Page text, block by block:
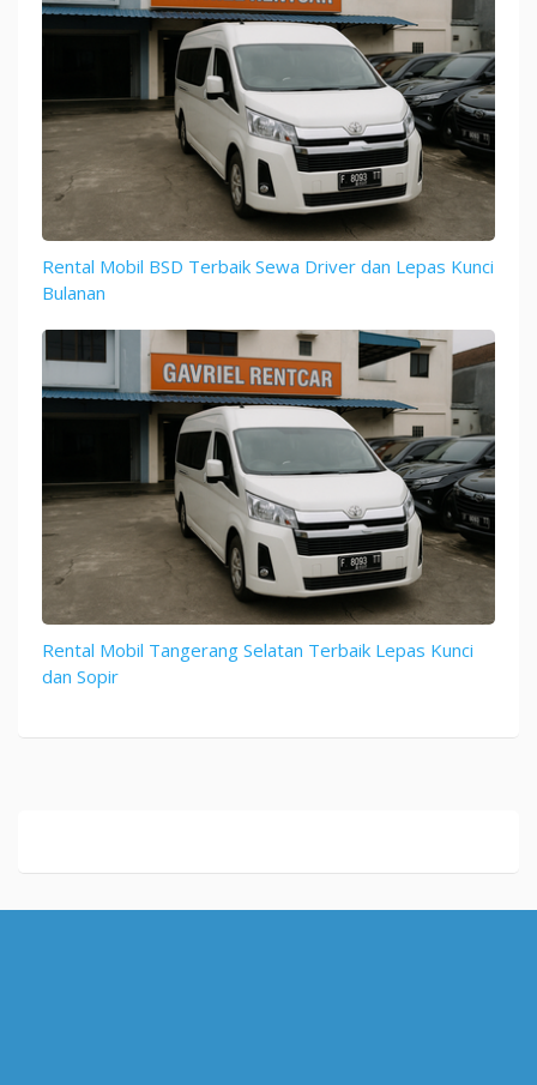
Rental Mobil BSD Terbaik Sewa Driver dan Lepas Kunci
Bulanan
Rental Mobil Tangerang Selatan Terbaik Lepas Kunci
dan Sopir